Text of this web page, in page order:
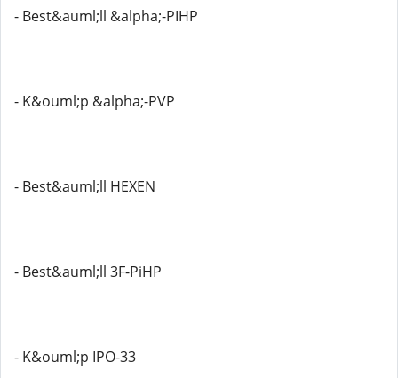
- Best&auml;ll &alpha;-PIHP
- K&ouml;p &alpha;-PVP
- Best&auml;ll HEXEN
- Best&auml;ll 3F-PiHP
- K&ouml;p IPO-33